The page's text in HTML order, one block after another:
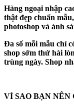
Hàng ngoại nhập
thật đẹp chuẩn
photoshop và ánh
Đa số mỗi mẫu chỉ
shop sớm thử hài
trùng ngày. Shop
VÌ SAO BẠN NÊN